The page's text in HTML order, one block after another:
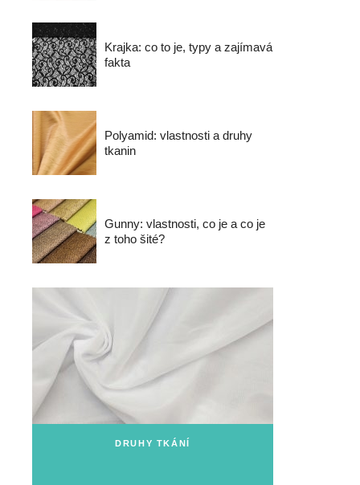
Krajka: co to je, typy a zajímavá
fakta
Polyamid: vlastnosti a druhy
tkanin
Gunny: vlastnosti, co je a co je
z toho šité?
DRUHY TKÁNÍ